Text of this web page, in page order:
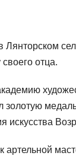
Лянторском
отца.
золотую
искусства